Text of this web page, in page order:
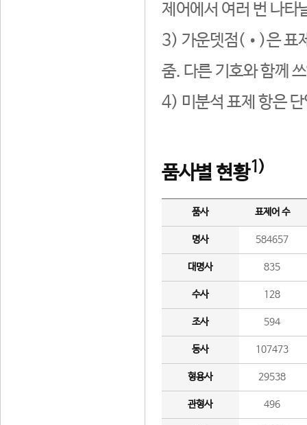
제어에서 여러 번 나타
3) 가운뎃점(•)은 표
줌. 다른 기호와 함께
4) 미분석 표제 항은
품사별 현황1)
품사 표제어 수
명사 584657
대명사 835
수사 128
조사 594
동사 107473
형용사 29538
관형사 496